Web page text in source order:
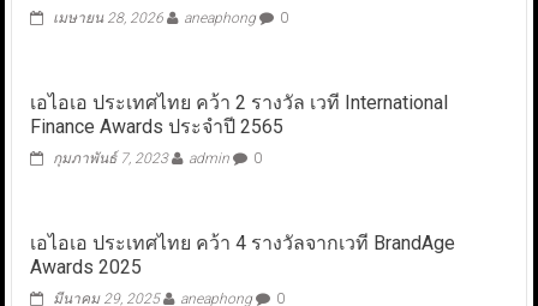
เมษายน 28, 2026 aneaphong 0
เอไอเอ ประเทศไทย คว้า 2 รางวัล เวที International
Finance Awards ประจำปี 2565
กุมภาพันธ์ 7, 2023 admin 0
เอไอเอ ประเทศไทย คว้า 4 รางวัลจากเวที BrandAge
Awards 2025
มีนาคม 29, 2025 aneaphong 0